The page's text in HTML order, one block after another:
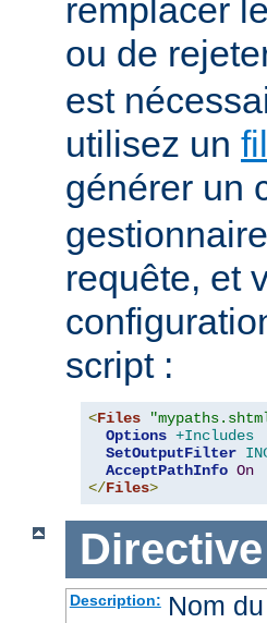
remplacer
ou de
est
utilisez un
générer un
requête, et
script :
<Files
Options +Includes
SetOutputFilter
AcceptPathInfo On
</Files>
Directive
Description: Nom